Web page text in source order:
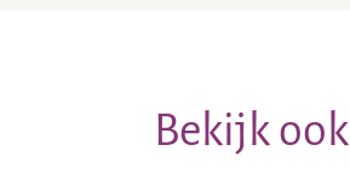
Bekijk ook